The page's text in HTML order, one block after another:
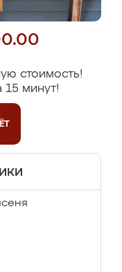
стоимость!
15 минут!